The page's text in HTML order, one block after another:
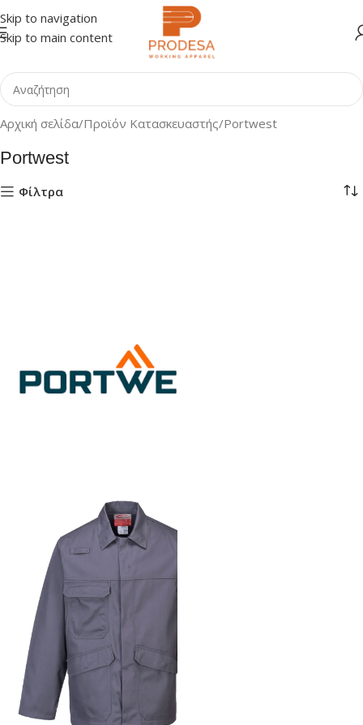
Skip to navigation
Skip to main content
Αρχική σελίδα Προϊόν Κατασκευαστής Portwest
Portwest
Φίλτρα